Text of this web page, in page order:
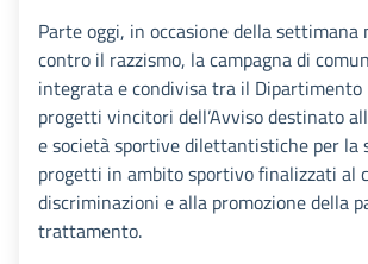
Parte oggi, in occasione della settimana
contro il razzismo, la campagna di
integrata e condivisa tra il Dipartimento
progetti vincitori dell’Avviso destinato
e società sportive dilettantistiche per la
progetti in ambito sportivo finalizzati al
discriminazioni e alla promozione della
trattamento.